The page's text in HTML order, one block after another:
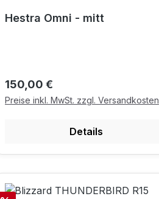
Hestra Omni - mitt
Regulärer Preis:
150,00 €
Preise inkl. MwSt. zzgl. Versandkosten
Details